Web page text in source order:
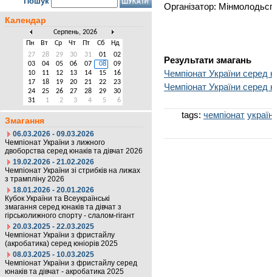
Календар
Серпень, 2026
Пн
Вт Ср Чт Пт Сб
Нд
27
28 29 30 31 01
02
03
04 05 06 07 08
09
10
11 12 13 14 15
16
17
18 19 20 21 22
23
24
25 26 27 28 29
30
31
1 2 3 4 5 6
Змагання
06.03.2026 - 09.03.2026
Чемпіонат України з лижного
двоборства серед юнаків та дівчат 2026
19.02.2026 - 21.02.2026
Чемпіонат України зі стрибків на лижах
з трампліну 2026
18.01.2026 - 20.01.2026
Кубок України та Всеукраїнські
змагання серед юнаків та дівчат з
гірськолижного спорту - слалом-гігант
20.03.2025 - 22.03.2025
Чемпіонат України з фристайлу
(акробатика) серед юніорів 2025
08.03.2025 - 10.03.2025
Чемпіонат України з фристайлу серед
юнаків та дівчат - акробатика 2025
Організатор:
Результати змагань
Чемпіонат України серед
Чемпіонат України
tags: чемпіонат